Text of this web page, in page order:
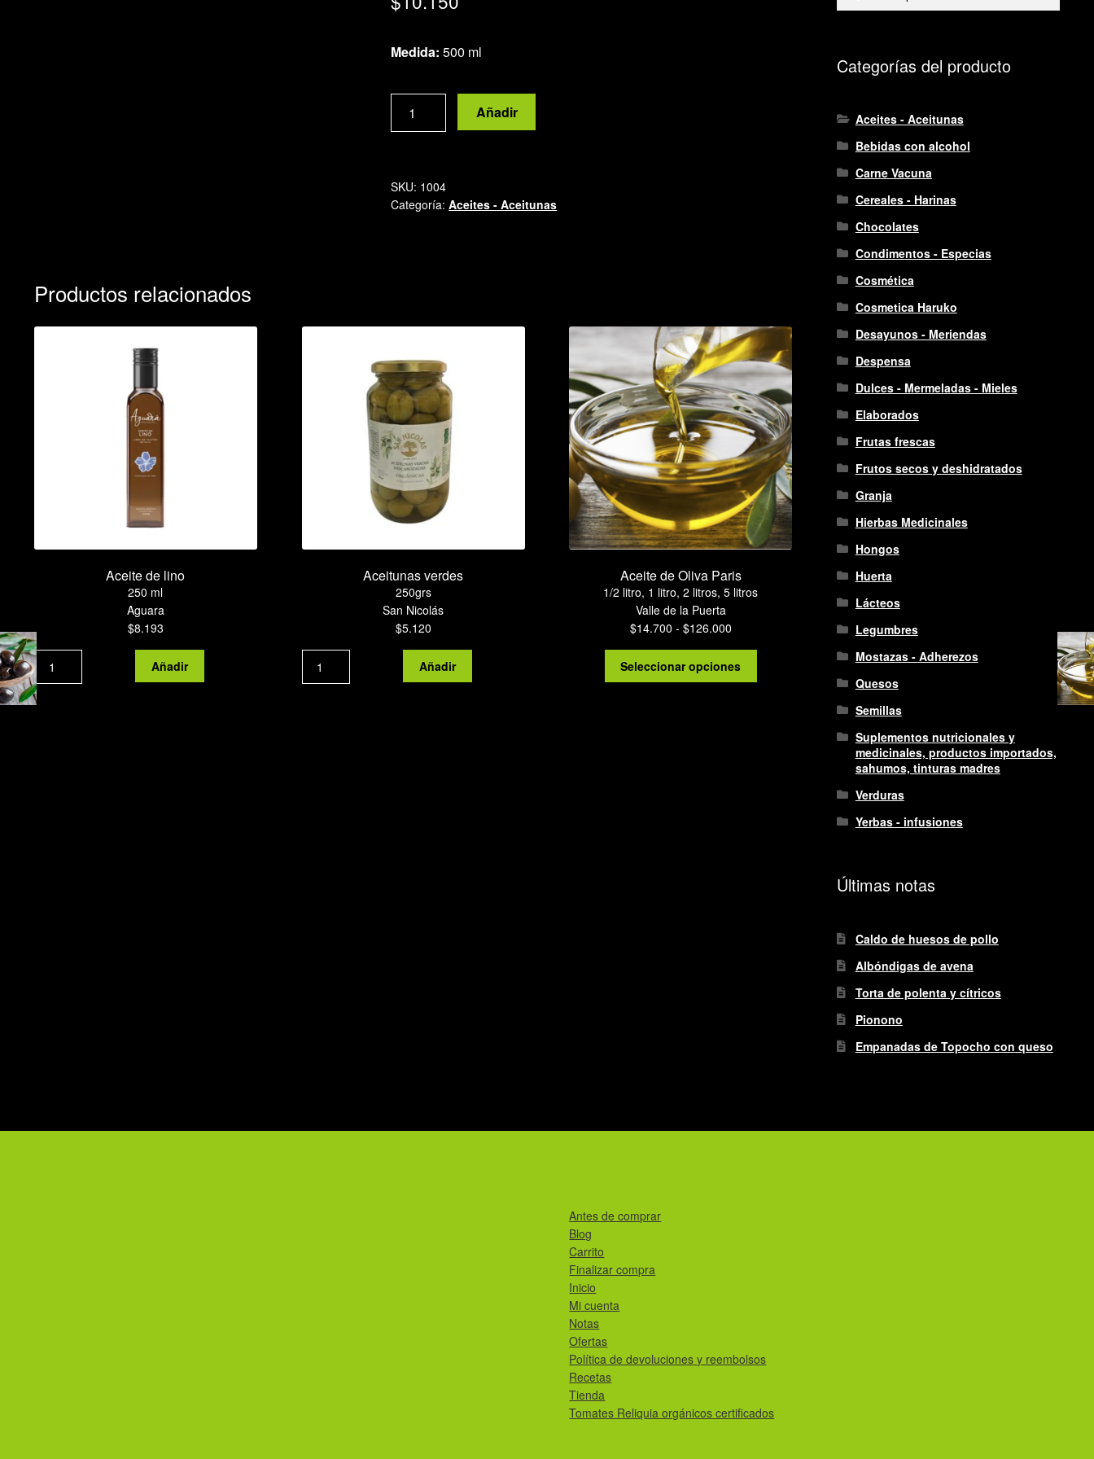
Medida: 500 ml
oleico
cantidad
Añadir
SKU: 1004
Categoría:Aceites - Aceitunas
Productos relacionados
Aceite de lino
250 ml
Aguara
$8.193
Aceite
de
Añadir
Aceitunas verdes
250grs
San Nicolás
$5.120
Aceitunas
verdes
Añadir
Aceite de Oliva Paris
1/2 litro, 1 litro, 2 litros, 5 litros
Valle de la Puerta
$14.700 - $126.000Rango
precios:
desde
Seleccionar opciones
Categorías del producto
Aceites - Aceitunas
Bebidas con alcohol
Carne Vacuna
Cereales - Harinas
Chocolates
Condimentos - Especias
Cosmética
Cosmetica Haruko
Desayunos - Meriendas
Despensa
Dulces - Mermeladas - Mieles
Elaborados
Frutas frescas
Frutos secos y deshidratados
Granja
Hierbas Medicinales
Hongos
Huerta
Lácteos
Legumbres
Mostazas - Adherezos
Quesos
Semillas
Suplementos nutricionales y
medicinales, productos importados,
sahumos, tinturas madres
Verduras
Yerbas - infusiones
Últimas notas
Caldo de huesos de pollo
Albóndigas de avena
Torta de polenta y cítricos
Pionono
Empanadas de Topocho con queso
Antes de comprar
Blog
Carrito
Finalizar compra
Inicio
Mi cuenta
Notas
Ofertas
Política de devoluciones y reembolsos
Recetas
Tienda
Tomates Reliquia orgánicos certificados